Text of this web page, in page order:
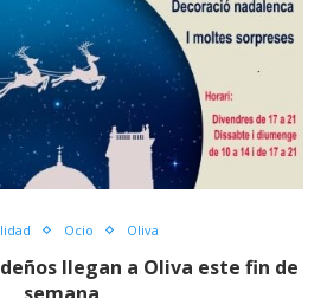
Ocio Oliva
llegan a Oliva este fin de